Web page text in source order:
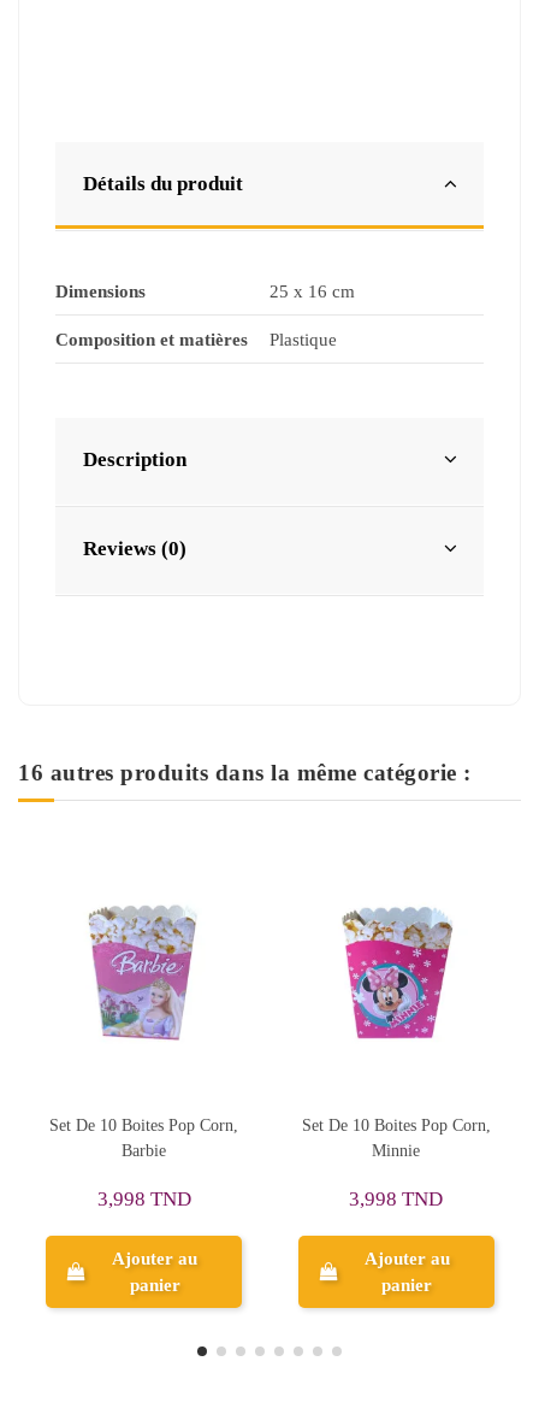
Détails du produit
Dimensions 25 x 16 cm
Composition et matières Plastique
Description
Reviews (0)
16 autres produits dans la même catégorie :
Set De 10 Boites Pop Corn,
3,998 TND
Ajouter au
panier
Pack Anniversaire 35pc
Thème, Princesses Disney
Ajouter au
panier